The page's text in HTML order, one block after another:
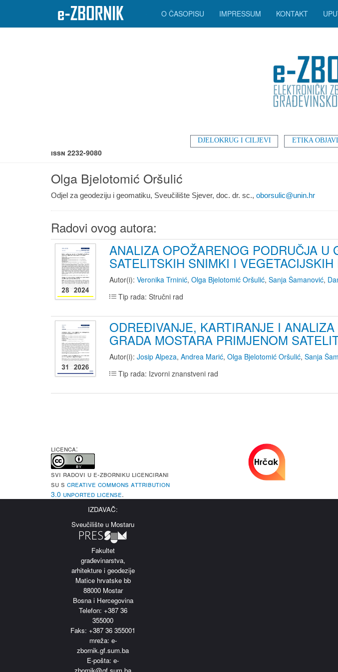
DJELOKRUG I CILJEVI ETIKA
O ČASOPISU IMPRESSUM KONTAKT
ISSN 2232-9080
Olga Bjelotomić Oršulić
Odjel za geodeziju i geomatiku, Sveučilište Sjever, doc. dr. sc., oborsulic@unin.hr
Radovi ovog autora:
ANALIZA OPOŽARENOG PODRUČJA U
SATELITSKIH SNIMKI I VEGETACIJSKIH
Autor(i): Veronika Trninić, Olga Bjelotomić Oršulić, Sanja Šamanović,
Tip rada: Stručni rad
ODREĐIVANJE, KARTIRANJE I
GRADA MOSTARA PRIMJENOM
Autor(i): Josip Alpeza, Andrea Marić, Olga Bjelotomić Oršulić, Sanja
Tip rada: Izvorni znanstveni rad
LICENCA:
Svi radovi u e-Zborniku licencirani
su s Creative Commons Attribution
3.0 Unported License.
IZDAVAČ:
Sveučilište u Mostaru
Fakultet
građevinarstva,
arhitekture i geodezije
Matice hrvatske bb
88000 Mostar
Bosna i Hercegovina
Telefon: +387 36
355000
Faks: +387 36 355001
mreža: e-
zbornik.gf.sum.ba
E-pošta: e-